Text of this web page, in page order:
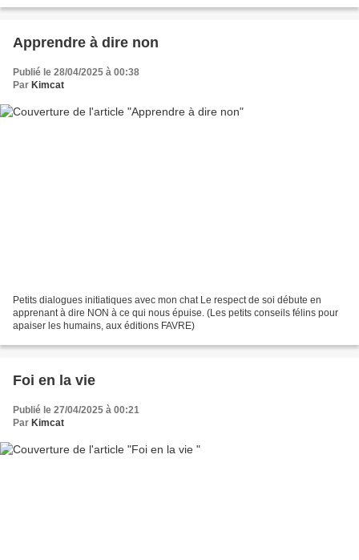
Apprendre à dire non
Publié le 28/04/2025 à 00:38
Par Kimcat
Petits dialogues initiatiques avec mon chat Le respect de soi débute en
apprenant à dire NON à ce qui nous épuise. (Les petits conseils félins pour
apaiser les humains, aux éditions FAVRE)
Foi en la vie
Publié le 27/04/2025 à 00:21
Par Kimcat